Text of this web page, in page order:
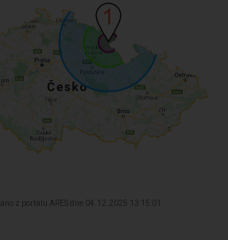
z portálu ARES dne 04.12.2025 13:15:01